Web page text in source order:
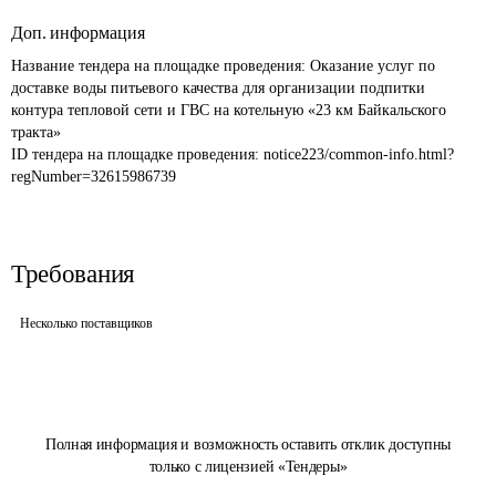
Полная информация и возможность оставить отклик доступны
только с лицензией «Тендеры»
Доп. информация
Название тендера на площадке проведения: Оказание услуг по
доставке воды питьевого качества для организации подпитки
контура тепловой сети и ГВС на котельную «23 км Байкальского
тракта»
ID тендера на площадке проведения: notice223/common-info.html?
regNumber=32615986739
Требования
Несколько поставщиков